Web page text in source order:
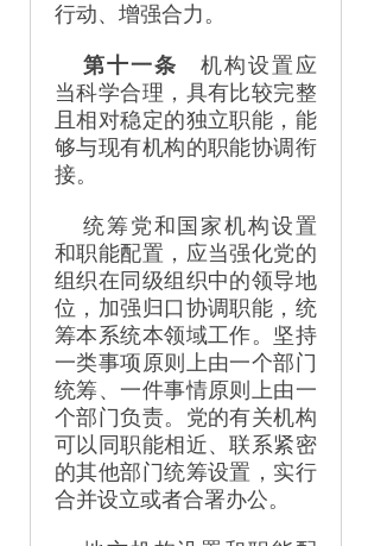
行动、增强合力。
第十一条机构设置应
当科学合理，具有比较完整
且相对稳定的独立职能，能
够与现有机构的职能协调衔
接。
统筹党和国家机构设置
和职能配置，应当强化党的
组织在同级组织中的领导地
位，加强归口协调职能，统
筹本系统本领域工作。坚持
一类事项原则上由一个部门
统筹、一件事情原则上由一
个部门负责。党的有关机构
可以同职能相近、联系紧密
的其他部门统筹设置，实行
合并设立或者合署办公。